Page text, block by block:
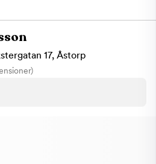
och lyhördhet – oavsett om du
vill ha en
tandvård inte alltid passar in i
öppettider, drop-in för
boka tid både via telefon och
modern digital teknik och en
av. Hos oss är du
17, Åstorp